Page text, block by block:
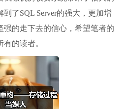
了SQL Server的强大，更加增
强的走下去的信心，希望笔者的
的读者。